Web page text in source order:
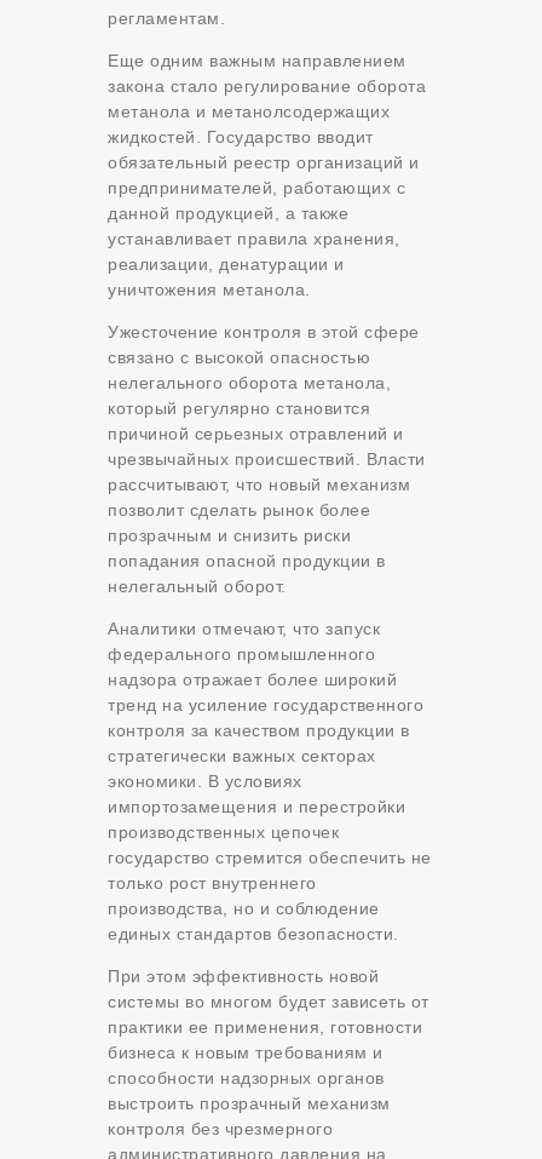
регламентам.
Еще одним важным направлением
закона стало регулирование оборота
метанола и метанолсодержащих
жидкостей. Государство вводит
обязательный реестр организаций и
предпринимателей, работающих с
данной продукцией, а также
устанавливает правила хранения,
реализации, денатурации и
уничтожения метанола.
Ужесточение контроля в этой сфере
связано с высокой опасностью
нелегального оборота метанола,
который регулярно становится
причиной серьезных отравлений и
чрезвычайных происшествий. Власти
рассчитывают, что новый механизм
позволит сделать рынок более
прозрачным и снизить риски
попадания опасной продукции в
нелегальный оборот.
Аналитики отмечают, что запуск
федерального промышленного
надзора отражает более широкий
тренд на усиление государственного
контроля за качеством продукции в
стратегически важных секторах
экономики. В условиях
импортозамещения и перестройки
производственных цепочек
государство стремится обеспечить не
только рост внутреннего
производства, но и соблюдение
единых стандартов безопасности.
При этом эффективность новой
системы во многом будет зависеть от
практики ее применения, готовности
бизнеса к новым требованиям и
способности надзорных органов
выстроить прозрачный механизм
контроля без чрезмерного
административного давления на